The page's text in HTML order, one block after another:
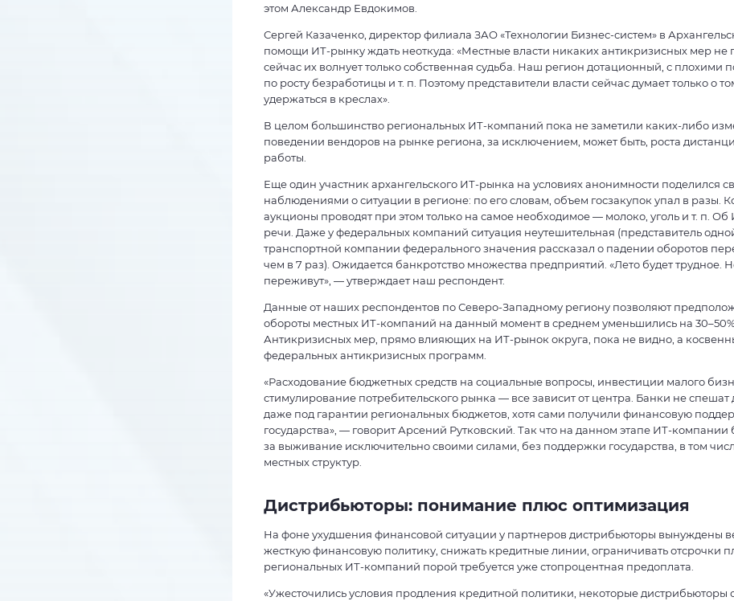
этом Александр Евдокимов.
Сергей Казаченко, директор филиала ЗАО «Технологии Бизнес-систем» в
помощи ИТ-рынку ждать неоткуда: «Местные власти никаких антикризисных мер не
сейчас их волнует только собственная судьба. Наш регион дотационный, с плохими
по росту безработицы и т. п. Поэтому представители власти сейчас думает только о
удержаться в креслах».
В целом большинство региональных ИТ-компаний пока не заметили каких-либо
поведении вендоров на рынке региона, за исключением, может быть, роста
работы.
Еще один участник архангельского ИТ-рынка на условиях анонимности поделился
наблюдениями о ситуации в регионе: по его словам, объем госзакупок упал в разы.
аукционы проводят при этом только на самое необходимое — молоко, уголь и т. п. Об
речи. Даже у федеральных компаний ситуация неутешительная (представитель
транспортной компании федерального значения рассказал о падении оборотов
чем в 7 раз). Ожидается банкротство множества предприятий. «Лето будет трудное.
переживут», — утверждает наш респондент.
Данные от наших респондентов по Северо-Западному региону позволяют
обороты местных ИТ-компаний на данный момент в среднем уменьшились на
Антикризисных мер, прямо влияющих на ИТ-рынок округа, пока не видно, а
федеральных антикризисных программ.
«Расходование бюджетных средств на социальные вопросы, инвестиции малого
стимулирование потребительского рынка — все зависит от центра. Банки не спешат
даже под гарантии региональных бюджетов, хотя сами получили финансовую
государства», — говорит Арсений Рутковский. Так что на данном этапе ИТ-компании
за выживание исключительно своими силами, без поддержки государства, в том
местных структур.
Дистрибьюторы: понимание плюс оптимизация
На фоне ухудшения финансовой ситуации у партнеров дистрибьюторы вынуждены
жесткую финансовую политику, снижать кредитные линии, ограничивать отсрочки
региональных ИТ-компаний порой требуется уже стопроцентная предоплата.
«Ужесточились условия продления кредитной политики, некоторые дистрибьюторы